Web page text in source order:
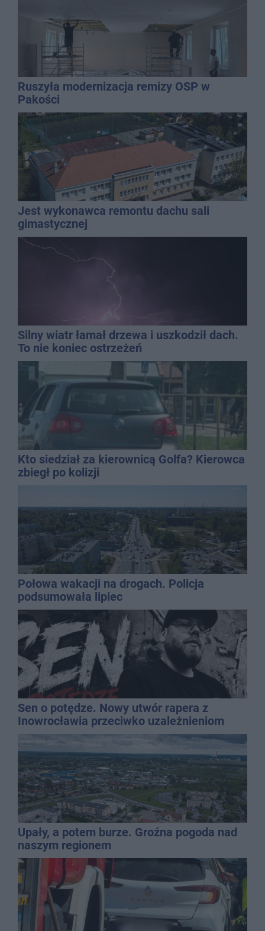
Ruszyła modernizacja remizy OSP w
Pakości
Jest wykonawca remontu dachu sali
gimastycznej
Silny wiatr łamał drzewa i uszkodził dach.
To nie koniec ostrzeżeń
Kto siedział za kierownicą Golfa? Kierowca
zbiegł po kolizji
Połowa wakacji na drogach. Policja
podsumowała lipiec
Sen o potędze. Nowy utwór rapera z
Inowrocławia przeciwko uzależnieniom
Upały, a potem burze. Groźna pogoda nad
naszym regionem